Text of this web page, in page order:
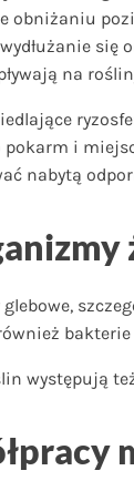
obniżaniu
na
i
nabytą
bakterie
występują